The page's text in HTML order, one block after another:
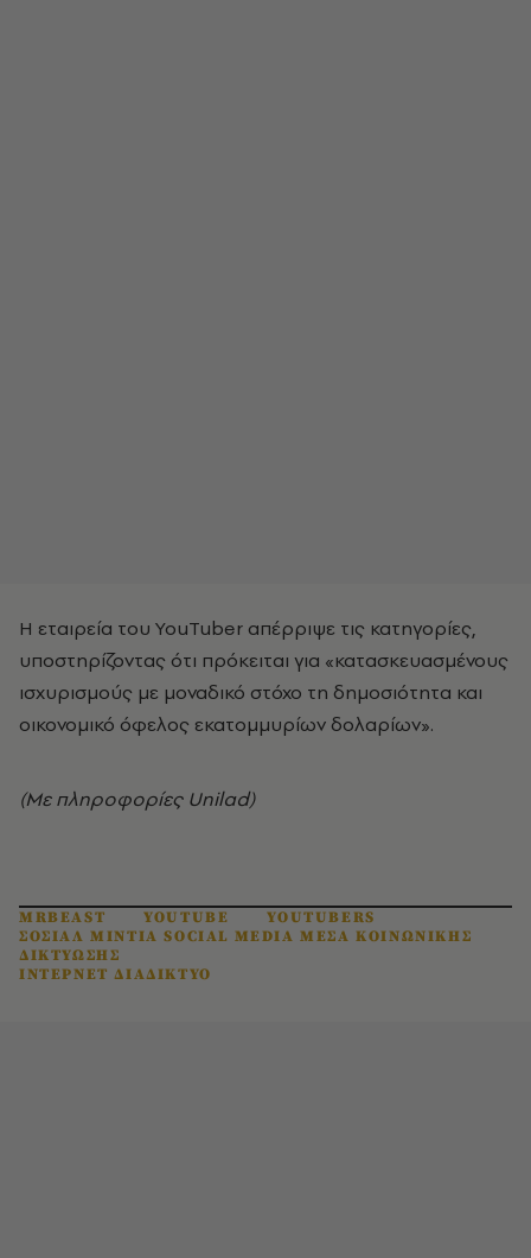
Η εταιρεία του YouTuber απέρριψε τις κατηγορίες,
υποστηρίζοντας ότι πρόκειται για «κατασκευασμένους
ισχυρισμούς με μοναδικό στόχο τη δημοσιότητα και
οικονομικό όφελος εκατομμυρίων δολαρίων».
(Με πληροφορίες Unilad)
MRBEAST YOUTUBE
YOUTUBERS
ΣΟΣΙΑΛ ΜΙΝΤΙΑ SOCIAL MEDIA ΜΕΣΑ ΚΟΙΝΩΝΙΚΗΣ
ΔΙΚΤΥΩΣΗΣ
ΙΝΤΕΡΝΕΤ ΔΙΑΔΙΚΤΥΟ